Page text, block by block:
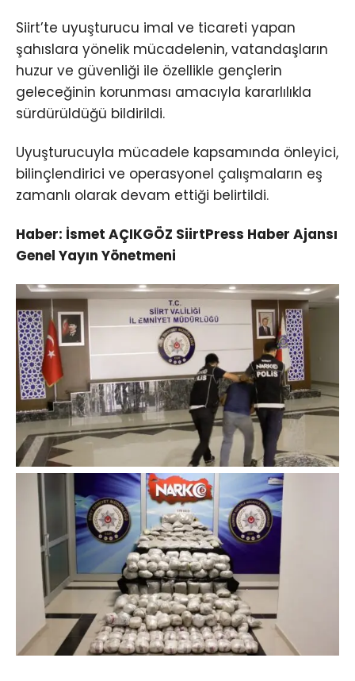
Siirt’te uyuşturucu imal ve ticareti yapan
şahıslara yönelik mücadelenin, vatandaşların
huzur ve güvenliği ile özellikle gençlerin
geleceğinin korunması amacıyla kararlılıkla
sürdürüldüğü bildirildi.
Uyuşturucuyla mücadele kapsamında önleyici,
bilinçlendirici ve operasyonel çalışmaların eş
zamanlı olarak devam ettiği belirtildi.
Haber: İsmet AÇIKGÖZ SiirtPress Haber Ajansı
Genel Yayın Yönetmeni